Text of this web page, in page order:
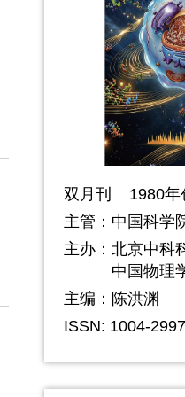
双月刊 1980年
主管：中国科学
主办： 北京中科
中国物理
主编：陈洪渊
ISSN: 1004-